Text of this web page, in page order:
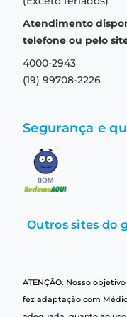
Aviso de privacidade
Termos e condições
Central de
Atendimento
telefone ou pelo
4000-2943
(19) 99708-2226
Segurança e
Outros sites do
ATENÇÃO: Nosso
fez adaptação com